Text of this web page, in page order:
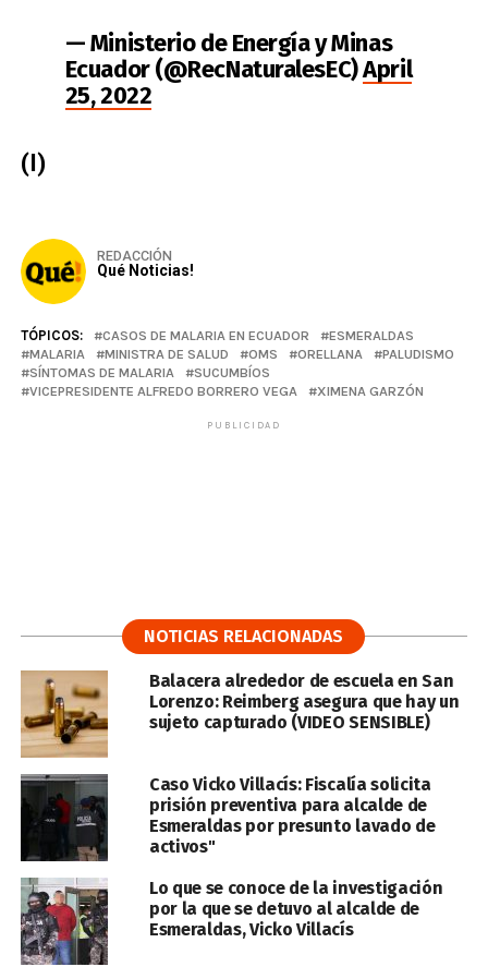
— Ministerio de Energía y Minas
Ecuador (@RecNaturalesEC)April
25, 2022
(I)
REDACCIÓN
Qué Noticias!
TÓPICOS: CASOS DE MALARIA EN ECUADOR
ESMERALDAS
MALARIA
MINISTRA DE SALUD OMS ORELLANA
PALUDISMO
SÍNTOMAS DE MALARIA
SUCUMBÍOS
VICEPRESIDENTE ALFREDO BORRERO VEGA
XIMENA GARZÓN
PUBLICIDAD
NOTICIAS RELACIONADAS
Balacera alrededor de escuela en San
Lorenzo: Reimberg asegura que hay un
sujeto capturado (VIDEO SENSIBLE)
Caso Vicko Villacís: Fiscalía solicita
prisión preventiva para alcalde de
Esmeraldas por presunto lavado de
activos"
Lo que se conoce de la investigación
por la que se detuvo al alcalde de
Esmeraldas, Vicko Villacís